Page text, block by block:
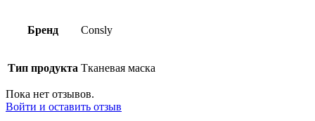
Бренд Consly
Тип продукта Тканевая маска
Пока нет отзывов.
Войти и оставить отзыв